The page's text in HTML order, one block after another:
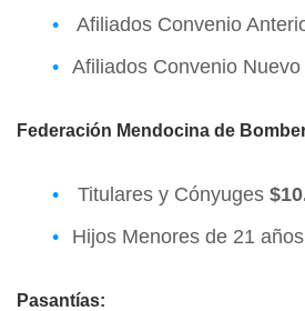
Afiliados Convenio
Afiliados Convenio Nuevo
Federación Mendocina de
Titulares y Cónyuges
Hijos Menores de 21 años
Pasantías: